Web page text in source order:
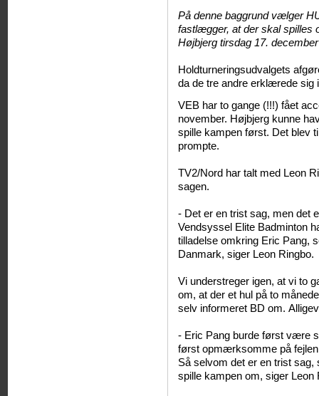
På denne baggrund vælger
fastlægger, at der skal spilles
Højbjerg tirsdag 17.
Holdturneringsudvalgets
da de tre andre erklærede sig
VEB har to gange (!!!) fået
november. Højbjerg kunne
spille kampen først. Det blev
prompte.
TV2/Nord har talt med Leon
sagen.
- Det er en trist sag, men det
Vendsyssel Elite Badminton
tilladelse omkring Eric Pang,
Danmark, siger Leon Ringbo.
Vi understreger igen, at vi to
om, at der et hul på to
selv informeret BD om.
- Eric Pang burde først være
først opmærksomme på
Så selvom det er en trist
spille kampen om, siger Leon